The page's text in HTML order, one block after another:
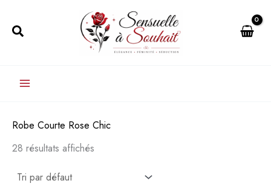
Rechercher
Robe Courte Rose Chic
28 résultats affichés